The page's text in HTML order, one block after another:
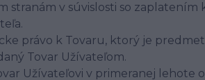
v súvislosti so zaplatením
právo k Tovaru, ktorý je
Tovar Užívateľom.
Užívateľovi v primeranej lehote